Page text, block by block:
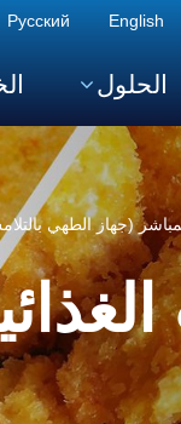
English
Русский
الحلول
(جهاز الطهي